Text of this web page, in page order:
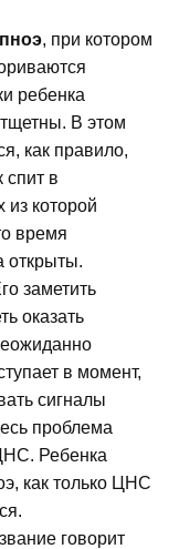
, при котором
ребенка
тщетны. В этом
как правило,
в
из которой
время
открыты.
заметить
оказать
в момент,
сигналы
проблема
Ребенка
как только ЦНС
говорит